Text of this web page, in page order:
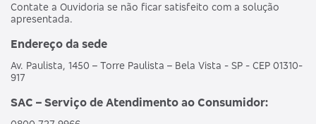
Contate a Ouvidoria se não ficar satisfeito com a solução
apresentada.
Endereço da sede
Av. Paulista, 1450 – Torre Paulista – Bela Vista - SP - CEP 01310-
917
SAC – Serviço de Atendimento ao Consumidor: